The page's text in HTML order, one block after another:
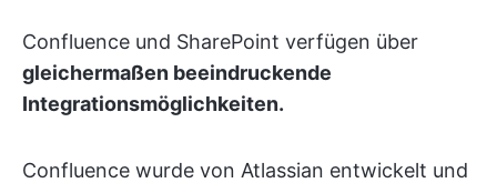
Confluence und SharePoint verfügen über
gleichermaßen beeindruckende
Integrationsmöglichkeiten.
Confluence wurde von Atlassian entwickelt und